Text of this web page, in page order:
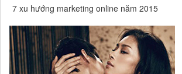
7 xu hướng marketing online năm 2015